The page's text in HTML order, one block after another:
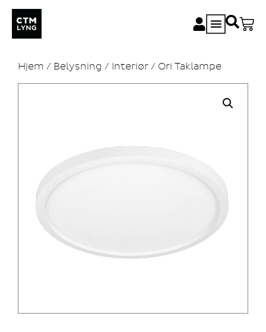
Hjem / Belysning / Interiør / Ori Taklampe